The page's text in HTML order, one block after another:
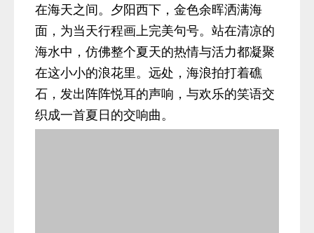
在海天之间。夕阳西下，金色余晖洒满海
面，为当天行程画上完美句号。站在清凉的
海水中，仿佛整个夏天的热情与活力都凝聚
在这小小的浪花里。远处，海浪拍打着礁
石，发出阵阵悦耳的声响，与欢乐的笑语交
织成一首夏日的交响曲。